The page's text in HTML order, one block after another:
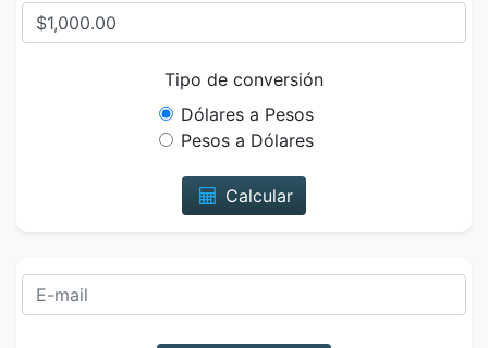
Tipo de conversión
Dólares a Pesos
Pesos a Dólares
Calcular